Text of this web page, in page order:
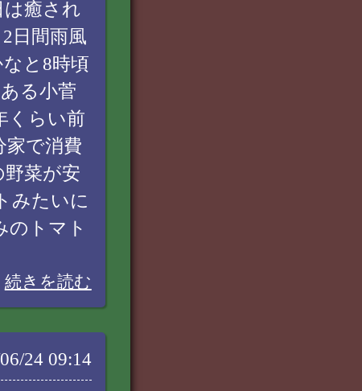
癒され
日間雨風
と8時頃
る小菅
くらい前
家で消費
菜が安
みたいに
のトマト
続きを読む
24 09:14